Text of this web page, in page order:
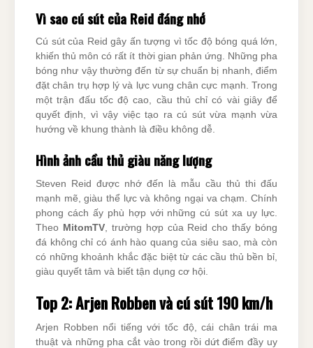
Vì sao cú sút của Reid đáng nhớ
Cú sút của Reid gây ấn tượng vì tốc độ bóng quá lớn,
khiến thủ môn có rất ít thời gian phản ứng. Những pha
bóng như vậy thường đến từ sự chuẩn bị nhanh, điểm
đặt chân trụ hợp lý và lực vung chân cực mạnh. Trong
một trận đấu tốc độ cao, cầu thủ chỉ có vài giây để
quyết định, vì vậy việc tạo ra cú sút vừa mạnh vừa
hướng về khung thành là điều không dễ.
Hình ảnh cầu thủ giàu năng lượng
Steven Reid được nhớ đến là mẫu cầu thủ thi đấu
mạnh mẽ, giàu thể lực và không ngại va chạm. Chính
phong cách ấy phù hợp với những cú sút xa uy lực.
Theo MitomTV, trường hợp của Reid cho thấy bóng
đá không chỉ có ánh hào quang của siêu sao, mà còn
có những khoảnh khắc đặc biệt từ các cầu thủ bền bỉ,
giàu quyết tâm và biết tận dụng cơ hội.
Top 2: Arjen Robben và cú sút 190 km/h
Arjen Robben nổi tiếng với tốc độ, cái chân trái ma
thuật và những pha cắt vào trong rồi dứt điểm đầy uy